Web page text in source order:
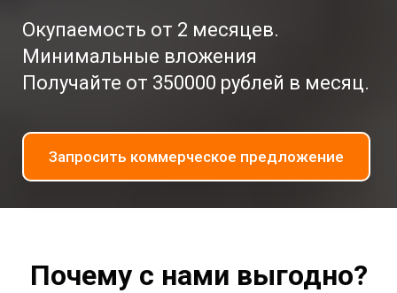
Окупаемость от 2 месяцев.
Минимальные вложения
Получайте от 350000 рублей в месяц.
Запросить коммерческое предложение
Почему с нами выгодно?